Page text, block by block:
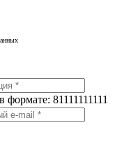
формате: 81111111111